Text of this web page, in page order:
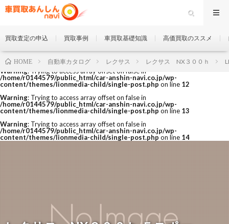
Warning: Trying to access array offset on false in
/home/r0144579/public_html/car-anshin-navi.co.jp/wp-
content/themes/lionmedia-child/single-post.php on line 12
Warning: Trying to access array offset on false in
/home/r0144579/public_html/car-anshin-navi.co.jp/wp-
content/themes/lionmedia-child/single-post.php on line 13
Warning: Trying to access array offset on false in
/home/r0144579/public_html/car-anshin-navi.co.jp/wp-
content/themes/lionmedia-child/single-post.php on line 14
買取査定の申込 買取事例 車買取基礎知識 高価買取のススメ
HOME 自動車カタログ レクサス レクサス NX３００ｈ